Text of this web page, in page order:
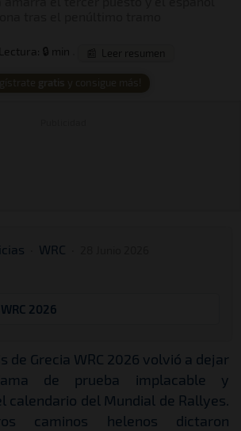
Lectura: 🔒 min 📰 Leer resumen
WRC
2026
de Grecia WRC 2026 volvió a dejar
de prueba implacable y
calendario del Mundial de Rallyes.
caminos helenos dictaron